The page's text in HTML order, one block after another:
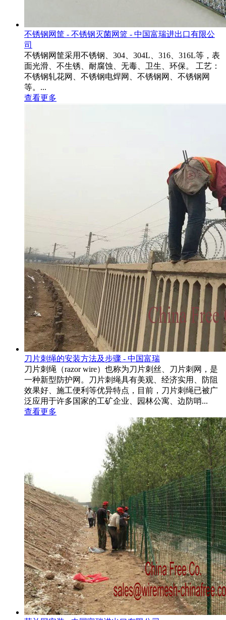
不锈钢网筐 - 不锈钢灭菌网篮 - 中国富瑞进出口有限公
司
不锈钢网筐采用不锈钢、304、304L、316、316L等，表
面光滑、不生锈、耐腐蚀、无毒、卫生、环保。 工艺：
不锈钢轧花网、不锈钢电焊网、不锈钢网、不锈钢网
等。...
查看更多
刀片刺绳的安装方法及步骤 - 中国富瑞
刀片刺绳（razor wire）也称为刀片刺丝、刀片刺网，是
一种新型防护网。刀片刺绳具有美观、经济实用、防阻
效果好、施工便利等优异特点，目前，刀片刺绳已被广
泛应用于许多国家的工矿企业、园林公寓、边防哨...
查看更多